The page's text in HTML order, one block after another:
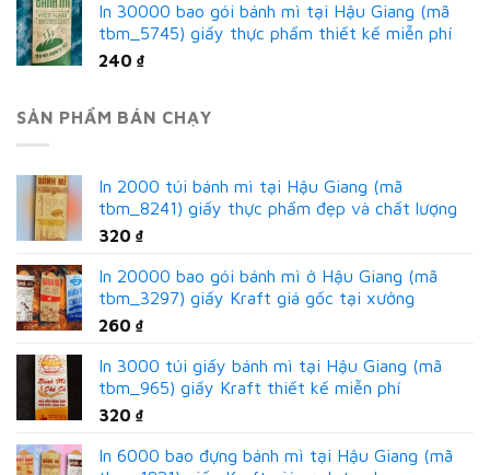
In 30000 bao gói bánh mì tại Hậu Giang (mã
tbm_5745) giấy thực phẩm thiết kế miễn phí
240 ₫
SẢN PHẨM BÁN CHẠY
In 2000 túi bánh mì tại Hậu Giang (mã
tbm_8241) giấy thực phẩm đẹp và chất lượng
320 ₫
In 20000 bao gói bánh mì ở Hậu Giang (mã
tbm_3297) giấy Kraft giá gốc tại xưởng
260 ₫
In 3000 túi giấy bánh mì tại Hậu Giang (mã
tbm_965) giấy Kraft thiết kế miễn phí
320 ₫
In 6000 bao đựng bánh mì tại Hậu Giang (mã